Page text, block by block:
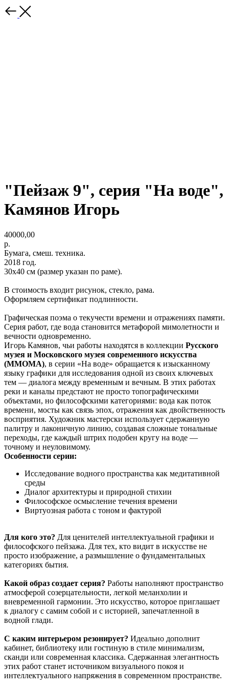
"Пейзаж 9", серия "На воде",
Камянов Игорь
40000,00
р.
Бумага, смеш. техника.
2018 год.
30х40 см (размер указан по раме).
В стоимость входит рисунок, стекло, рама.
Оформляем сертификат подлинности.
Графическая поэма о текучести времени и отражениях памяти.
Серия работ, где вода становится метафорой мимолетности и
вечности одновременно.
Игорь Камянов, чьи работы находятся в коллекции Русского
музея и Московского музея современного искусства
(ММОМА), в серии «На воде» обращается к изысканному
языку графики для исследования одной из своих ключевых
тем — диалога между временным и вечным. В этих работах
реки и каналы предстают не просто топографическими
объектами, но философскими категориями: вода как поток
времени, мосты как связь эпох, отражения как двойственность
восприятия. Художник мастерски использует сдержанную
палитру и лаконичную линию, создавая сложные тональные
переходы, где каждый штрих подобен кругу на воде —
точному и неуловимому.
Особенности серии:
Исследование водного пространства как медитативной
среды
Диалог архитектуры и природной стихии
Философское осмысление течения времени
Виртуозная работа с тоном и фактурой
Для кого это? Для ценителей интеллектуальной графики и
философского пейзажа. Для тех, кто видит в искусстве не
просто изображение, а размышление о фундаментальных
категориях бытия.
Какой образ создает серия? Работы наполняют пространство
атмосферой созерцательности, легкой меланхолии и
вневременной гармонии. Это искусство, которое приглашает
к диалогу с самим собой и с историей, запечатленной в
водной глади.
С каким интерьером резонирует? Идеально дополнит
кабинет, библиотеку или гостиную в стиле минимализм,
сканди или современная классика. Сдержанная элегантность
этих работ станет источником визуального покоя и
интеллектуального напряжения в современном пространстве.